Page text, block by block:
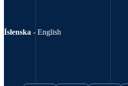
Íslenska - English